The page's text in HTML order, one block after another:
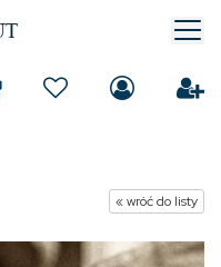
« wróć do listy